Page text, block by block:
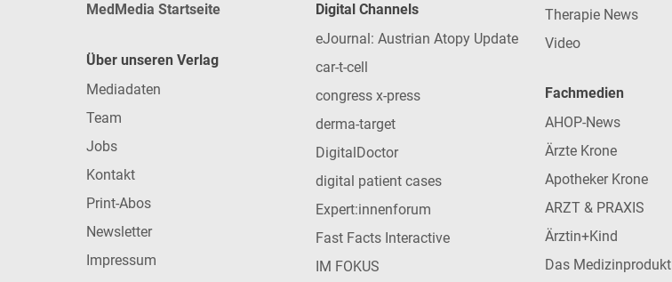
MedMedia Startseite
Über unseren Verlag
Mediadaten
Team
Jobs
Kontakt
Print-Abos
Newsletter
Impressum
Digital Channels
eJournal: Austrian Atopy Update
car-t-cell
congress x-press
derma-target
DigitalDoctor
digital patient cases
Expert:innenforum
Fast Facts Interactive
IM FOKUS
Therapie News
Video
Fachmedien
AHOP-News
Ärzte Krone
Apotheker Krone
ARZT & PRAXIS
Ärztin+Kind
Das Medizinprodukt